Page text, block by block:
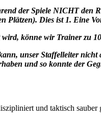
der Spiele NICHT den
Plätzen). Dies ist 1. Eine
könne wir Trainer zu
unser Staffelleiter
und so konnte der
und taktisch